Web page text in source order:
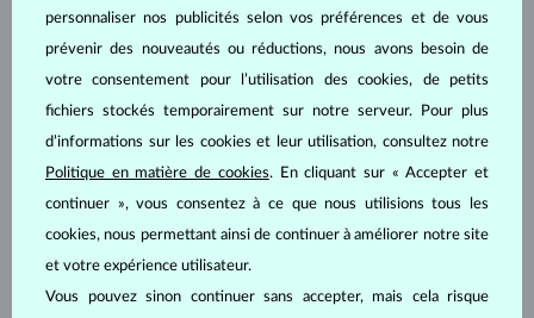
DIAMANT
409 €
TOURMALINE ROSE
535 €
personnaliser nos publicités selon vos préférences et de vous
prévenir des nouveautés ou réductions, nous avons besoin de
votre consentement pour l’utilisation des cookies, de petits
fichiers stockés temporairement sur notre serveur. Pour plus
d’informations sur les cookies et leur utilisation, consultez notre
Politique en matière de cookies. En cliquant sur « Accepter et
continuer », vous consentez à ce que nous utilisions tous les
cookies, nous permettant ainsi de continuer à améliorer notre site
et votre expérience utilisateur.
Vous pouvez sinon continuer sans accepter, mais cela risque